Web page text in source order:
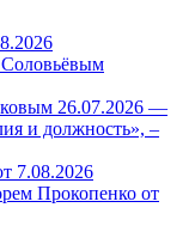
26.07.2026 —
и должность», –
7.08.2026
Прокопенко от